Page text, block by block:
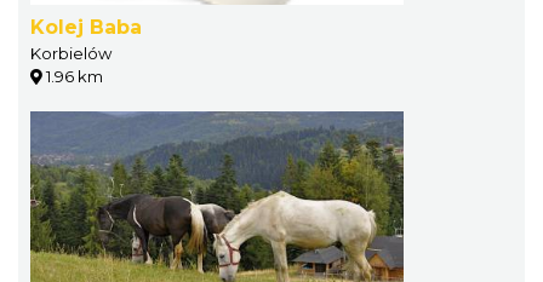
Kolej Baba
Korbielów
1.96 km